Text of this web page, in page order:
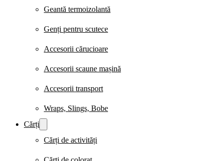
Geantă termoizolantă
Genți pentru scutece
Accesorii cărucioare
Accesorii scaune mașină
Accesorii transport
Wraps, Slings, Bobe
Cărți
Cărți de activități